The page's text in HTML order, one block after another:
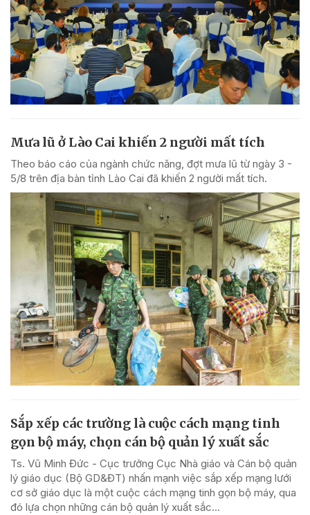
Mưa lũ ở Lào Cai khiến 2 người mất tích
Theo báo cáo của ngành chức năng, đợt mưa lũ từ ngày 3 -
5/8 trên địa bàn tỉnh Lào Cai đã khiến 2 người mất tích.
Sắp xếp các trường là cuộc cách mạng tinh
gọn bộ máy, chọn cán bộ quản lý xuất sắc
Ts. Vũ Minh Đức - Cục trưởng Cục Nhà giáo và Cán bộ quản
lý giáo dục (Bộ GD&ĐT) nhấn mạnh việc sắp xếp mạng lưới
cơ sở giáo dục là một cuộc cách mạng tinh gọn bộ máy, qua
đó lựa chọn những cán bộ quản lý xuất sắc...